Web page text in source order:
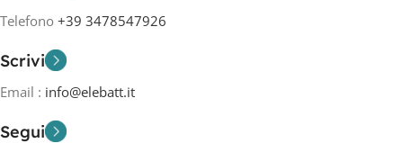
Telefono +39 3478547926
Scrivi
Email : info@elebatt.it
Segui